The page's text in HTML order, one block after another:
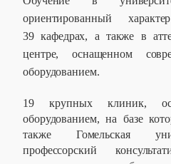
ориентированный
39 кафедрах, а также в
центре, оснащенном
оборудованием.
19 крупных клиник,
оборудованием, на базе
также Гомельская
профессорский